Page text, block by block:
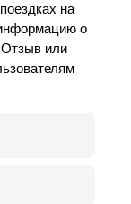
на
о
Отзыв или